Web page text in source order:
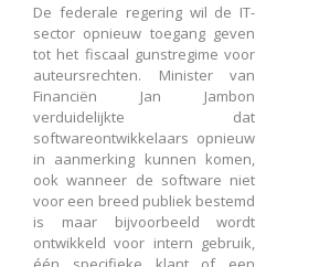
De federale regering wil de IT-
sector opnieuw toegang geven
tot het fiscaal gunstregime voor
auteursrechten. Minister van
Financiën Jan Jambon
verduidelijkte dat
softwareontwikkelaars opnieuw
in aanmerking kunnen komen,
ook wanneer de software niet
voor een breed publiek bestemd
is maar bijvoorbeeld wordt
ontwikkeld voor intern gebruik,